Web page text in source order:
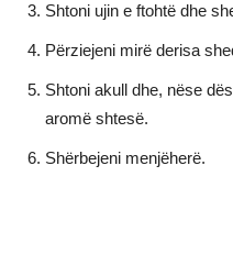
Shtoni ujin e ftohtë dhe
Përziejeni mirë derisa
Shtoni akull dhe, nëse
aromë shtesë.
Shërbejeni menjëherë.